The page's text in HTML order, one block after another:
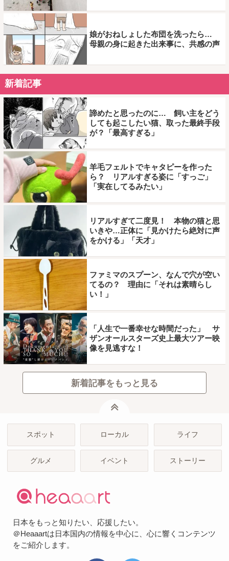
娘がおねしょした布団を洗ったら…
母親の身に起きた出来事に、共感の声
新着記事
諦めたと思ったのに… 飼い主をどう
しても起こしたい猫、取った最終手段
が？「最高すぎる」
羊毛フェルトでキャタピーを作った
ら？ リアルすぎる姿に「すっご」
「実在してるみたい」
リアルすぎて二度見！ 本物の猫と思
いきや…正体に「見かけたら絶対に声
をかける」「天才」
ファミマのスプーン、なんで穴が空い
てるの？ 理由に「それは素晴らし
い！」
「人生で一番幸せな時間だった」 サ
ザンオールスターズ史上最大ツアー映
像を見逃すな！
新着記事をもっと見る
スポット ローカル ライフ
グルメ イベント ストーリー
日本をもっと知りたい、応援したい。
＠Heaaartは日本国内の情報を中心に、心に響くコンテンツ
をご紹介します。